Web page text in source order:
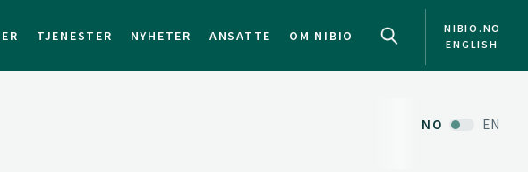
TJENESTER NYHETER ANSATTE OM NIBIO
NIBIO.NO
ENGLISH
NO EN